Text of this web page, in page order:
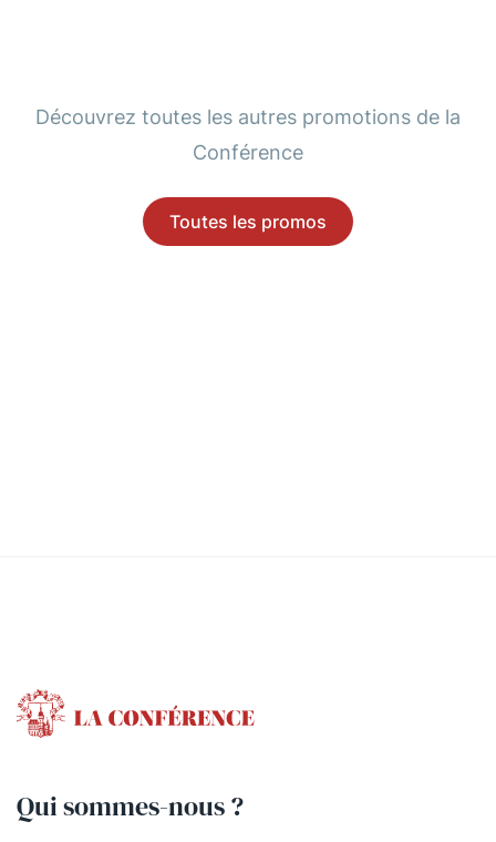
Découvrez toutes les autres promotions de la
Conférence
Toutes les promos
Qui sommes-nous ?